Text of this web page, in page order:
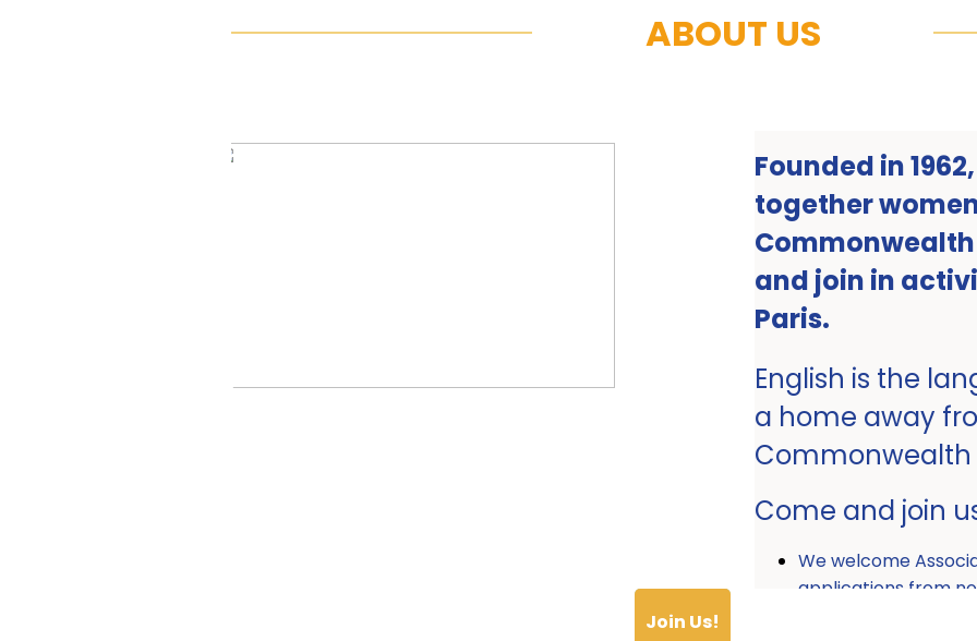
ABOUT US
Founded in
together
and join in
Paris.
English is the
a home away
Come and join
We welcome
applications from
Join Us!